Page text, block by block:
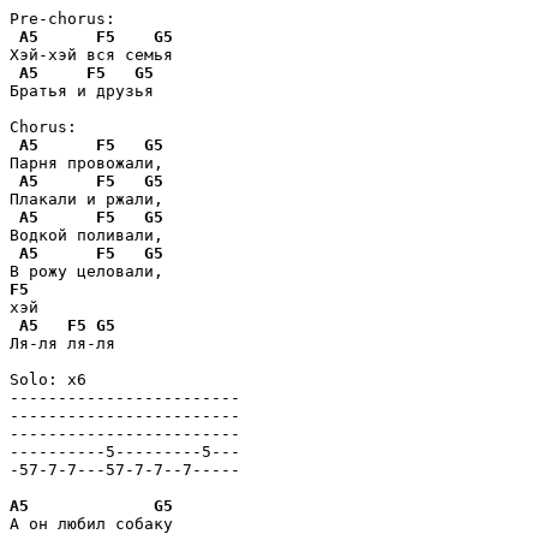
Pre-chorus:
A5
F5
G5
Хэй-хэй вся семья
A5
F5
G5
Братья и друзья
Chorus:
A5
F5
G5
Парня провожали,
A5
F5
G5
Плакали и ржали,
A5
F5
G5
Водкой поливали,
A5
F5
G5
F5
хэй
A5
F5 G5
Ля-ля ля-ля
Solo: x6
------------------------
------------------------
------------------------
----------5---------5---
-57-7-7---57-7-7--7-----
A5
G5
А он любил собаку